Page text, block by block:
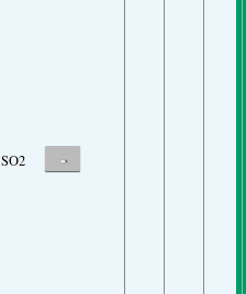
SO2 -